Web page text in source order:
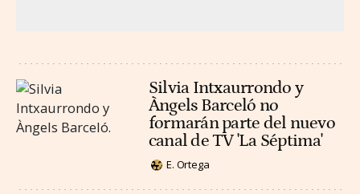
Silvia Intxaurrondo y
Àngels Barceló no
formarán parte del nuevo
canal de TV 'La Séptima'
E. Ortega